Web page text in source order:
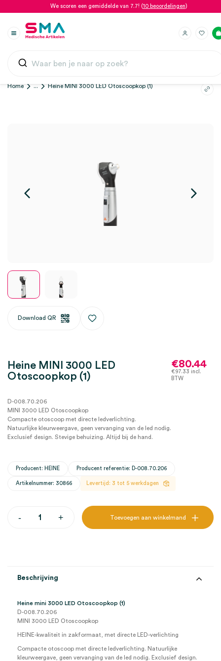
We scoren een gemiddelde van 7.7! (10 beoordelingen)
Home ... Heine MINI 3000 LED Otoscoopkop (1)
Download QR
Heine MINI 3000 LED
Otoscoopkop (1)
€80.44
€97.33 incl.
BTW
D-008.70.206
MINI 3000 LED Otoscoopkop
Compacte otoscoop met directe ledverlichting.
Natuurlijke kleurweergave, geen vervanging van de led nodig.
Exclusief design. Stevige behuizing. Altijd bij de hand.
Producent: HEINE Producent referentie: D-008.70.206
Artikelnummer: 30866 Levertijd: 3 tot 5 werkdagen
- + Toevoegen aan winkelmand
Beschrijving
Heine mini 3000 LED Otoscoopkop (1)
D-008.70.206
MINI 3000 LED Otoscoopkop
HEINE-kwaliteit in zakformaat, met directe LED-verlichting
Compacte otoscoop met directe ledverlichting. Natuurlijke
kleurweergave, geen vervanging van de led nodig. Exclusief design.